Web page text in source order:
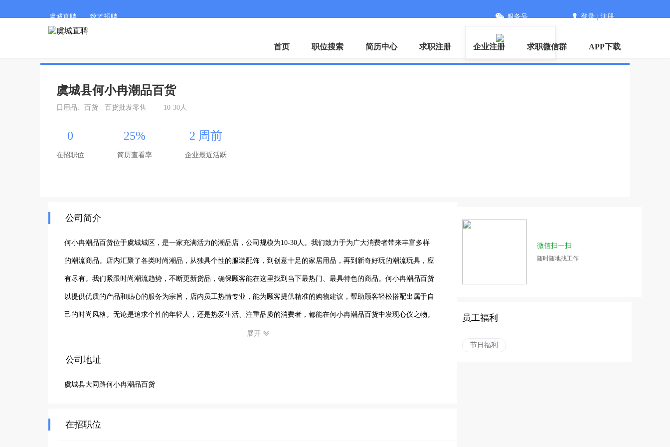
虞城直聘 致才招聘 服务号 登录|注册
首页 职位搜索 简历中心 求职注册 企业注册 求职微信群 APP下载
虞城县何小冉潮品百货
日用品、百货 - 百货批发零售 10-30人
0
在招职位
25%
简历查看率
2 周前
企业最近活跃
公司简介
何小冉潮品百货位于虞城城区，是一家充满活力的潮品店，公司规模为10-30人。我们致力于为广大消费者带来丰富多样
的潮流商品。店内汇聚了各类时尚潮品，从独具个性的服装配饰，到创意十足的家居用品，再到新奇好玩的潮流玩具，应
有尽有。我们紧跟时尚潮流趋势，不断更新货品，确保顾客能在这里找到当下最热门、最具特色的商品。何小冉潮品百货
以提供优质的产品和贴心的服务为宗旨，店内员工热情专业，能为顾客提供精准的购物建议，帮助顾客轻松搭配出属于自
己的时尚风格。无论是追求个性的年轻人，还是热爱生活、注重品质的消费者，都能在何小冉潮品百货中发现心仪之物。
我们期待每一位顾客的光临，与您一同探索潮流世界，让您的生活因我们的潮品而更加精彩。
展开
公司地址
虞城县大同路何小冉潮品百货
在招职位
微信扫一扫
随时随地找工作
员工福利
节日福利